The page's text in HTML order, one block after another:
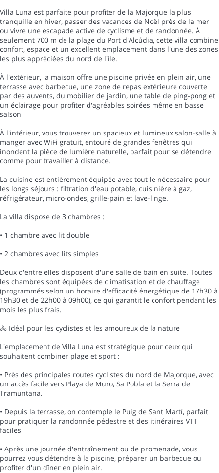
Villa Luna est parfaite pour profiter de la Majorque la plus
tranquille en hiver, passer des vacances de Noël près de la mer
ou vivre une escapade active de cyclisme et de randonnée. À
seulement 700 m de la plage du Port d'Alcúdia, cette villa combine
confort, espace et un excellent emplacement dans l'une des zones
les plus appréciées du nord de l'île.
À l'extérieur, la maison offre une piscine privée en plein air, une
terrasse avec barbecue, une zone de repas extérieure couverte
par des auvents, du mobilier de jardin, une table de ping-pong et
un éclairage pour profiter d'agréables soirées même en basse
saison.
À l'intérieur, vous trouverez un spacieux et lumineux salon-salle à
manger avec WiFi gratuit, entouré de grandes fenêtres qui
inondent la pièce de lumière naturelle, parfait pour se détendre
comme pour travailler à distance.
La cuisine est entièrement équipée avec tout le nécessaire pour
les longs séjours : filtration d'eau potable, cuisinière à gaz,
réfrigérateur, micro-ondes, grille-pain et lave-linge.
La villa dispose de 3 chambres :
• 1 chambre avec lit double
• 2 chambres avec lits simples
Deux d'entre elles disposent d'une salle de bain en suite. Toutes
les chambres sont équipées de climatisation et de chauffage
(programmés selon un horaire d'efficacité énergétique de 17h30 à
19h30 et de 22h00 à 09h00), ce qui garantit le confort pendant les
mois les plus frais.
🚴 Idéal pour les cyclistes et les amoureux de la nature
L'emplacement de Villa Luna est stratégique pour ceux qui
souhaitent combiner plage et sport :
• Près des principales routes cyclistes du nord de Majorque, avec
un accès facile vers Playa de Muro, Sa Pobla et la Serra de
Tramuntana.
• Depuis la terrasse, on contemple le Puig de Sant Martí, parfait
pour pratiquer la randonnée pédestre et des itinéraires VTT
faciles.
• Après une journée d'entraînement ou de promenade, vous
pourrez vous détendre à la piscine, préparer un barbecue ou
profiter d'un dîner en plein air.